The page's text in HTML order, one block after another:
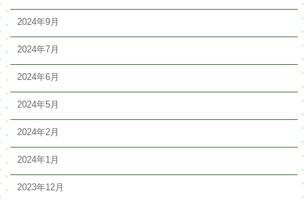
2024年9月
2024年7月
2024年6月
2024年5月
2024年2月
2024年1月
2023年12月